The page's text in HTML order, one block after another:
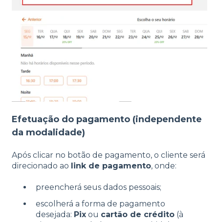
Efetuação do pagamento (independente
da modalidade)
Após clicar no botão de pagamento, o cliente será
direcionado ao link de pagamento, onde:
preencherá seus dados pessoais;
escolherá a forma de pagamento
desejada: Pix ou cartão de crédito (à